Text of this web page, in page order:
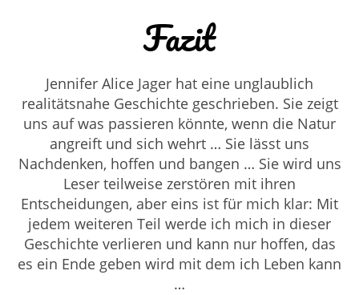
Fazit
Jennifer Alice Jager hat eine unglaublich
realitätsnahe Geschichte geschrieben. Sie zeigt
uns auf was passieren könnte, wenn die Natur
angreift und sich wehrt … Sie lässt uns
Nachdenken, hoffen und bangen … Sie wird uns
Leser teilweise zerstören mit ihren
Entscheidungen, aber eins ist für mich klar: Mit
jedem weiteren Teil werde ich mich in dieser
Geschichte verlieren und kann nur hoffen, das
es ein Ende geben wird mit dem ich Leben kann
…